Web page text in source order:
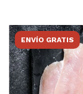
ENVÍO GRATIS